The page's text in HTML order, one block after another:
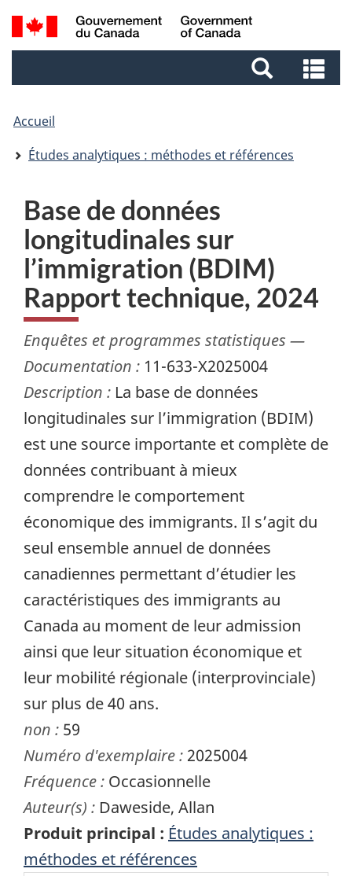
Aller
au
Aller
au
Passer
à
Recherche
et
et
Accueil
Études analytiques : méthodes et références
Base de données
longitudinales sur
l’immigration (BDIM)
Rapport technique, 2024
Enquêtes et programmes statistiques —
Documentation : 11-633-X2025004
Description : La base de données
longitudinales sur l’immigration (BDIM)
est une source importante et complète de
données contribuant à mieux
comprendre le comportement
économique des immigrants. Il s’agit du
seul ensemble annuel de données
canadiennes permettant d’étudier les
caractéristiques des immigrants au
Canada au moment de leur admission
ainsi que leur situation économique et
leur mobilité régionale (interprovinciale)
sur plus de 40 ans.
non : 59
Numéro d'exemplaire : 2025004
Fréquence : Occasionnelle
Auteur(s) : Daweside, Allan
Produit principal : Études analytiques :
méthodes et références